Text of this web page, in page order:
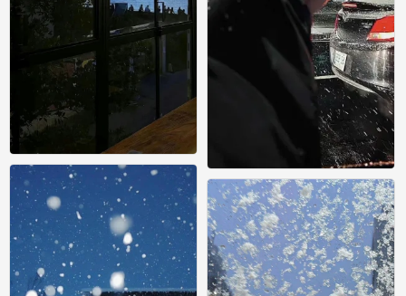
氛围感壁纸
0 氛围感壁纸
0